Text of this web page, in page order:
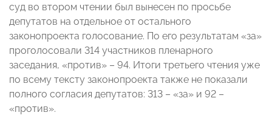
суд во втором чтении был вынесен по просьбе
депутатов на отдельное от остального
законопроекта голосование. По его результатам «за»
проголосовали 314 участников пленарного
заседания, «против» – 94. Итоги третьего чтения уже
по всему тексту законопроекта также не показали
полного согласия депутатов: 313 – «за» и 92 –
«против».